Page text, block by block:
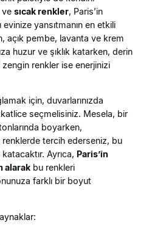
ve sıcak renkler, Paris’in
yansıtmanın en etkili
açık pembe, lavanta ve krem
huzur ve şıklık katarken, derin
renkler ise enerjinizi
için, duvarlarınızda
seçmelisiniz. Mesela, bir
boyarken,
renklerde tercih ederseniz, bu
Ayrıca, Paris’in
alarak bu renkleri
farklı bir boyut